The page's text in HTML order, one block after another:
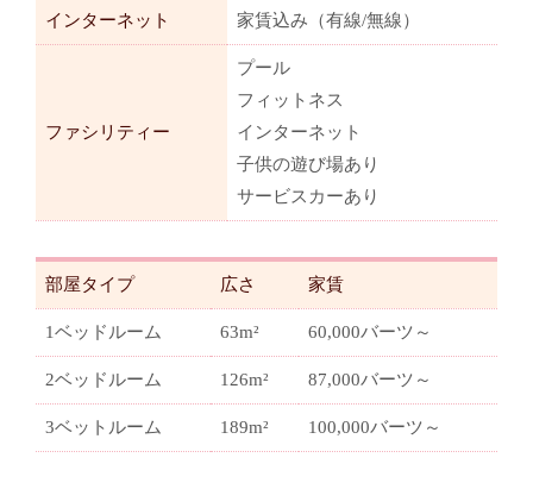
インターネット 家賃込み（有線/無線）
ファシリティー
プール
フィットネス
インターネット
子供の遊び場あり
サービスカーあり
部屋タイプ 広さ 家賃
1ベッドルーム 63m² 60,000バーツ～
2ベッドルーム 126m² 87,000バーツ～
3ベットルーム 189m² 100,000バーツ～